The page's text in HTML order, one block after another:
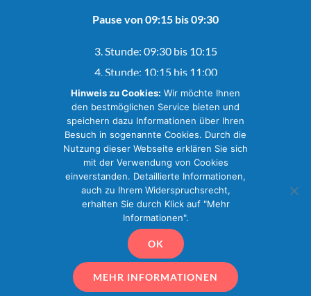
Pause von 09:15 bis 09:30
3. Stunde: 09:30 bis 10:15
4. Stunde: 10:15 bis 11:00
Pause von 11:00 bis 11:15
5. Stunde: 11:15 bis 12:00
6. Stunde: 12:00 bis 12:45
Hinweis zu Cookies: Wir möchte Ihnen
den bestmöglichen Service bieten und
speichern dazu Informationen über Ihren
Besuch in sogenannte Cookies. Durch die
Nutzung dieser Webseite erklären Sie sich
mit der Verwendung von Cookies
einverstanden. Detaillierte Informationen,
auch zu Ihrem Widerspruchsrecht,
erhalten Sie durch Klick auf "Mehr
Informationen".
OK
MEHR INFORMATIONEN